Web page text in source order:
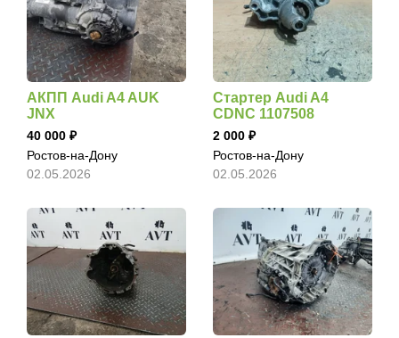
АКПП Audi A4 AUK
JNX
40 000
Ростов-на-Дону
02.05.2026
Стартер Audi A4
CDNC 1107508
2 000
Ростов-на-Дону
02.05.2026